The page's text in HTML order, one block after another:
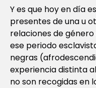
Y es que hoy en día
presentes de una u
relaciones de
ese periodo
negras
experiencia distinta
no son recogidas en